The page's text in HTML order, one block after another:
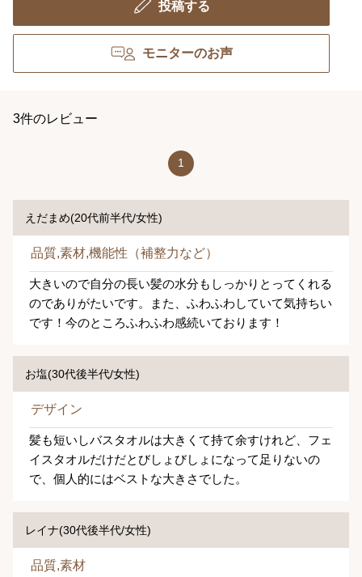
投稿する
モニターのお声
3件のレビュー
1
えだまめ(20代前半代/女性)
品質,素材,機能性（補整力など）
大きいので自分の長い髪の水分もしっかりとってくれる
のでありがたいです。また、ふわふわしていて気持ちい
です！今のところふわふわ感続いております！
お塩(30代後半代/女性)
デザイン
髪も短いしバスタオルは大きくて持て余すけれど、フェ
イスタオルだけだとびしょびしょになって足りないの
で、個人的にはベストな大きさでした。
レイナ(30代後半代/女性)
品質,素材